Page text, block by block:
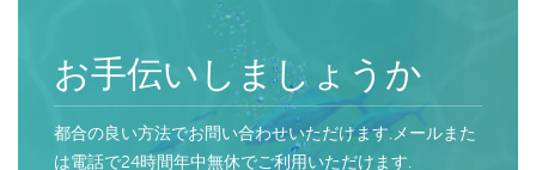
お手伝いしましょうか
都合の良い方法でお問い合わせいただけます.メールまた
は電話で24時間年中無休でご利用いただけます.